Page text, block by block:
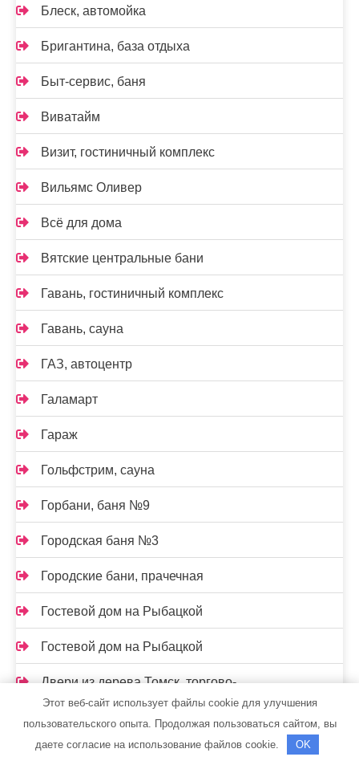
Блеск, автомойка
Бригантина, база отдыха
Быт-сервис, баня
Виватайм
Визит, гостиничный комплекс
Вильямс Оливер
Всё для дома
Вятские центральные бани
Гавань, гостиничный комплекс
Гавань, сауна
ГАЗ, автоцентр
Галамарт
Гараж
Гольфстрим, сауна
Горбани, баня №9
Городская баня №3
Городские бани, прачечная
Гостевой дом на Рыбацкой
Гостевой дом на Рыбацкой
Двери из дерева Томск, торгово-
производственная компания
Этот веб-сайт использует файлы cookie для улучшения
пользовательского опыта. Продолжая пользоваться сайтом, вы
даете согласие на использование файлов cookie.
OK